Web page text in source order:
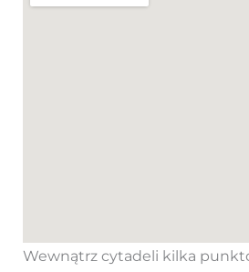
Wewnątrz cytadeli kilka